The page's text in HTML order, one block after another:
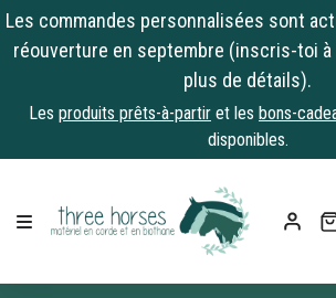
Les commandes personnalisées sont
réouverture en septembre (inscris-toi à
plus de détails).
Les produits prêts-à-partir et les bons-
disponibles.
content